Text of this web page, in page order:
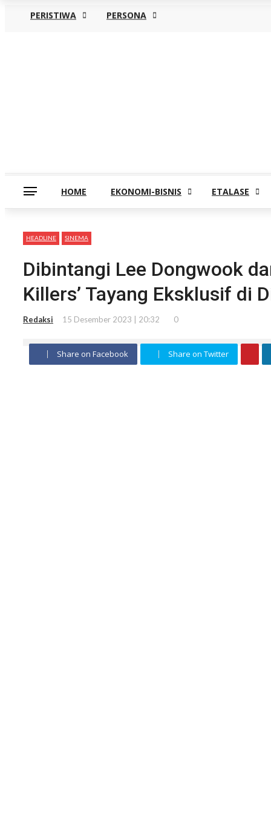
HOME EKONOMI-BISNIS ETALASE
PERISTIWA PERSONA
HEADLINE SINEMA
Dibintangi Lee Dongwook
Killers’ Tayang Eksklusif di
Redaksi 15 Desember 2023 | 20:32 0
Share on Facebook Share on Twitter